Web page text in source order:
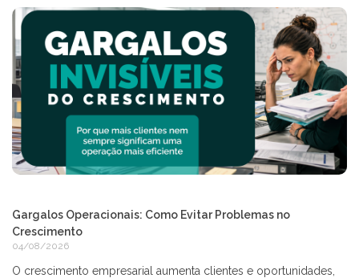
Gargalos Operacionais: Como Evitar Problemas no
Crescimento
04/08/2026
O crescimento empresarial aumenta clientes e oportunidades,